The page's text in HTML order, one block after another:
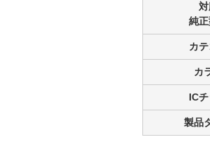
純
カテ
カ
IC
製品